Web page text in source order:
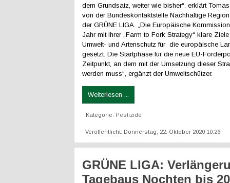
dem Grundsatz, weiter wie bisher“, erklärt
von der Bundeskontaktstelle Nachhaltige
der GRÜNE LIGA. „Die Europäische
Jahr mit ihrer „Farm to Fork Strategy“ klare
Umwelt- und Artenschutz für die europäische
gesetzt. Die Startphase für die neue EU-
Zeitpunkt, an dem mit der Umsetzung dieser
werden muss“, ergänzt der Umweltschützer.
Weiterlesen ...
Kategorie: Pestizide
Veröffentlicht: Donnerstag, 22. Oktober 2020 10:26
GRÜNE LIGA:
Tagebaus Nochten bis